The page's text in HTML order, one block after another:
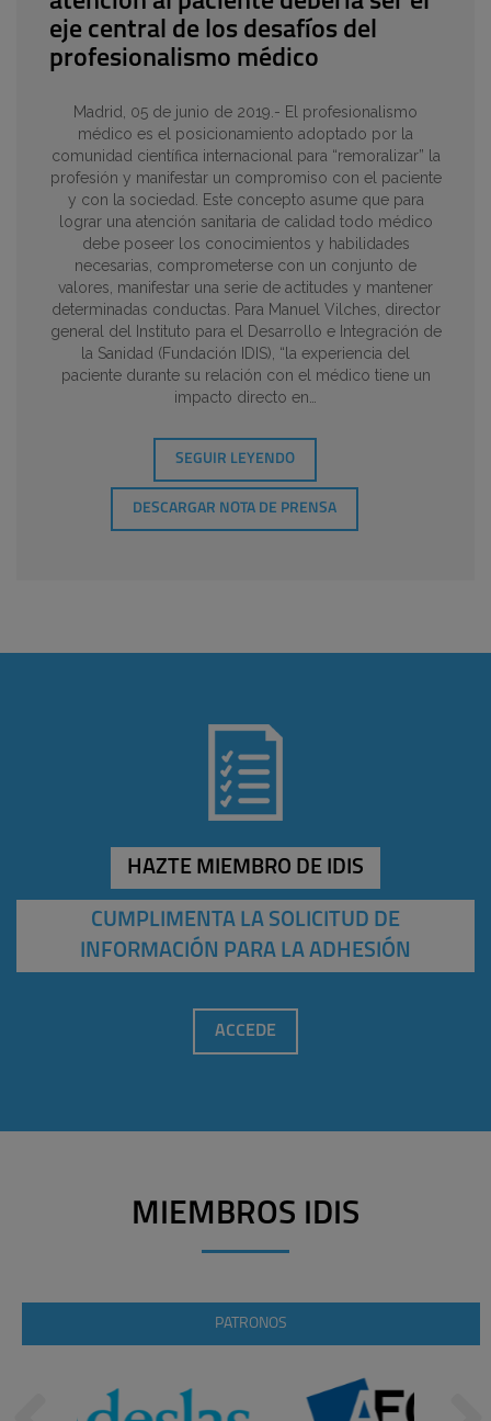
eje central de los desafíos del
profesionalismo médico
Madrid, 05 de junio de 2019.- El profesionalismo
médico es el posicionamiento adoptado por la
comunidad científica internacional para “remoralizar” la
profesión y manifestar un compromiso con el paciente
y con la sociedad. Este concepto asume que para
lograr una atención sanitaria de calidad todo médico
debe poseer los conocimientos y habilidades
necesarias, comprometerse con un conjunto de
valores, manifestar una serie de actitudes y mantener
determinadas conductas. Para Manuel Vilches, director
general del Instituto para el Desarrollo e Integración de
la Sanidad (Fundación IDIS), “la experiencia del
paciente durante su relación con el médico tiene un
impacto directo en…
SEGUIR LEYENDO
DESCARGAR NOTA DE PRENSA
HAZTE MIEMBRO DE IDIS
CUMPLIMENTA LA SOLICITUD DE
INFORMACIÓN PARA LA ADHESIÓN
ACCEDE
MIEMBROS IDIS
PATRONOS